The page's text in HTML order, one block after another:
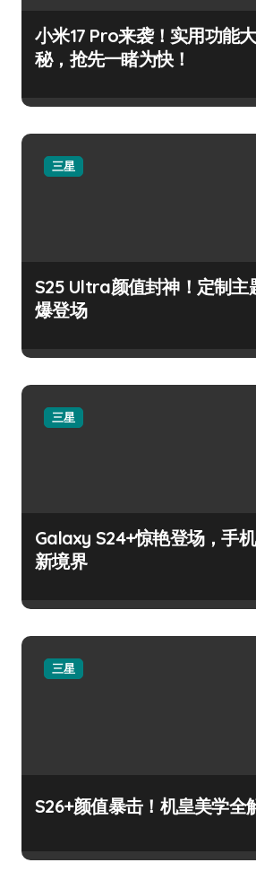
小米17 Pro来袭！实用功能
秘，抢先一睹为快！
三星
S25 Ultra颜值封神！定制主
爆登场
三星
Galaxy S24+惊艳登场，手
新境界
三星
S26+颜值暴击！机皇美学全